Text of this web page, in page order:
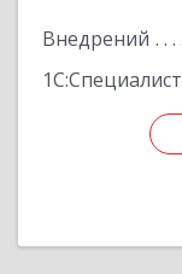
Внедрений
1С:Специалист